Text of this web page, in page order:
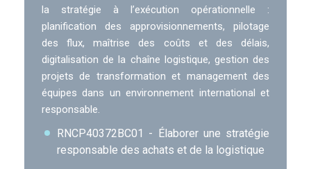
la stratégie à l’exécution opérationnelle :
planification des approvisionnements, pilotage
des flux, maîtrise des coûts et des délais,
digitalisation de la chaîne logistique, gestion des
projets de transformation et management des
équipes dans un environnement international et
responsable.
RNCP40372BC01 - Élaborer une stratégie
responsable des achats et de la logistique